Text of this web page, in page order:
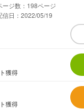
198
信日：2022/05/19
獲得
獲得